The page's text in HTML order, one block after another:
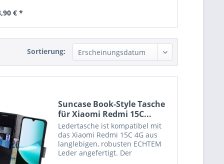
€ *
Sortierung:
Suncase Book-Style Tasche
für Xiaomi Redmi 15C...
Ledertasche ist kompatibel mit
das Xiaomi Redmi 15C 4G aus
langlebigen, robusten ECHTEM
Leder angefertigt. Der